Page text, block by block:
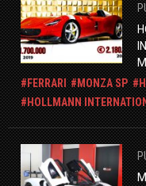
FERRARI
MONZA SP
HOLLMANN